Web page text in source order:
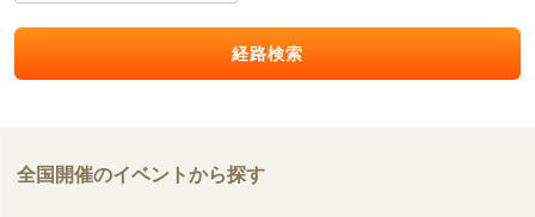
経路検索
全国開催のイベントから探す